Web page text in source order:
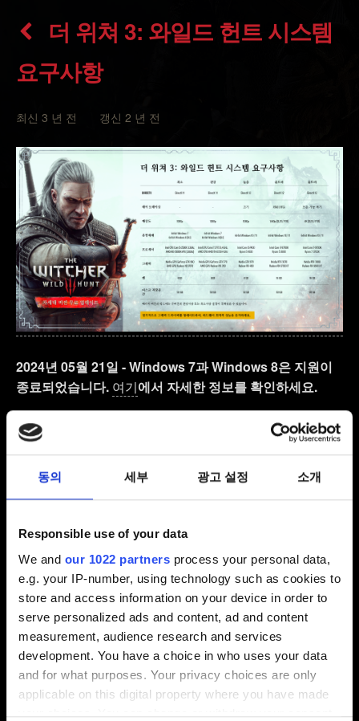
동의 세부 광고 설정 소개
Responsible use of your data
We and our 1022 partners process your personal data,
e.g. your IP-number, using technology such as cookies to
store and access information on your device in order to
serve personalized ads and content, ad and content
measurement, audience research and services
development. You have a choice in who uses your data
and for what purposes. Your privacy choices are only
applicable on this digital property where you have made
your choices. You can change or withdraw your consent
더 위쳐 3: 와일드 헌트 시스템
요구사항
최신 3 년 전 갱신 2 년 전
2024년 05월 21일 - Windows 7과 Windows 8은 지원이
종료되었습니다. 여기에서 자세한 정보를 확인하세요.
더 위쳐 3의 무료 차세대 업데이트를 플레이하기 위한
시스템 요구 사양 표입니다.
해상도: 1080p. 운영 체제: Windows 7 64비트 또는
Windows 8 (8.1) 64비트. CPU: 인텔 CPU 코어 i5-2500K
3.3GHz 또는 AMD A10-5800K APU (3.8GHz). 그래픽
카드: Nvidia GPU GeForce GTX 660 또는 AMD GPU
Radeon HD 7870. 메모리: 6 GB. 저장공간: 50 GB.
권장: DirectX: DirectX 11. 레이 트레이싱: 지원되지 않음.
해상도: 1080p. 운영 체제: Windows 7 64비트 또는
Windows 8 (8.1) 64비트. CPU: 인텔 CPU 코어 i7 3770
3.4GHz 또는 AMD CPU AMD FX-8350 4GHz. 그래픽
카드: Nvidia GPU GeForce GTX 770 또는 AMD GPU
Radeon R9 290. 메모리: 6 GB. 저장공간: 50 GB.
높음: DirectX: DirectX 12. 레이 트레이싱: 꺼짐. 해상도: